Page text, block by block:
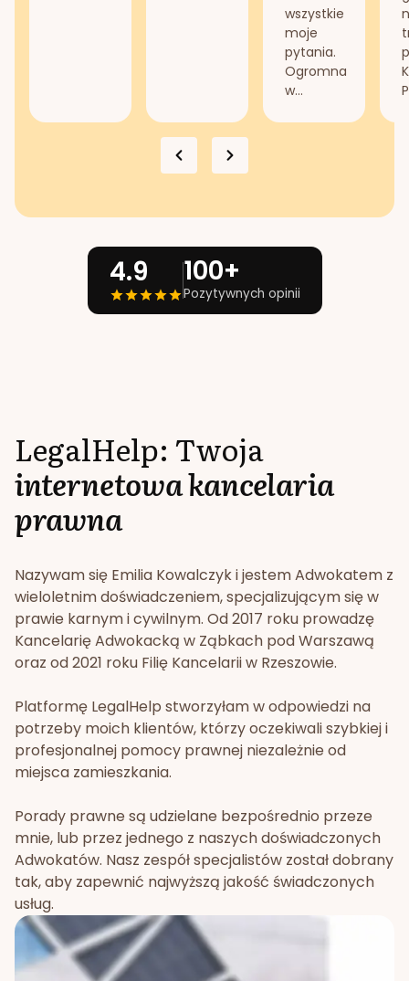
wszystkie
moje
pytania.
Ogromna
w...
4.9 100+
Pozytywnych opinii
LegalHelp: Twoja
internetowa kancelaria
prawna
Nazywam się Emilia Kowalczyk i jestem Adwokatem z
wieloletnim doświadczeniem, specjalizującym się w
prawie karnym i cywilnym. Od 2017 roku prowadzę
Kancelarię Adwokacką w Ząbkach pod Warszawą
oraz od 2021 roku Filię Kancelarii w Rzeszowie.
Platformę LegalHelp stworzyłam w odpowiedzi na
potrzeby moich klientów, którzy oczekiwali szybkiej i
profesjonalnej pomocy prawnej niezależnie od
miejsca zamieszkania.
Porady prawne są udzielane bezpośrednio przeze
mnie, lub przez jednego z naszych doświadczonych
Adwokatów. Nasz zespół specjalistów został dobrany
tak, aby zapewnić najwyższą jakość świadczonych
usług.